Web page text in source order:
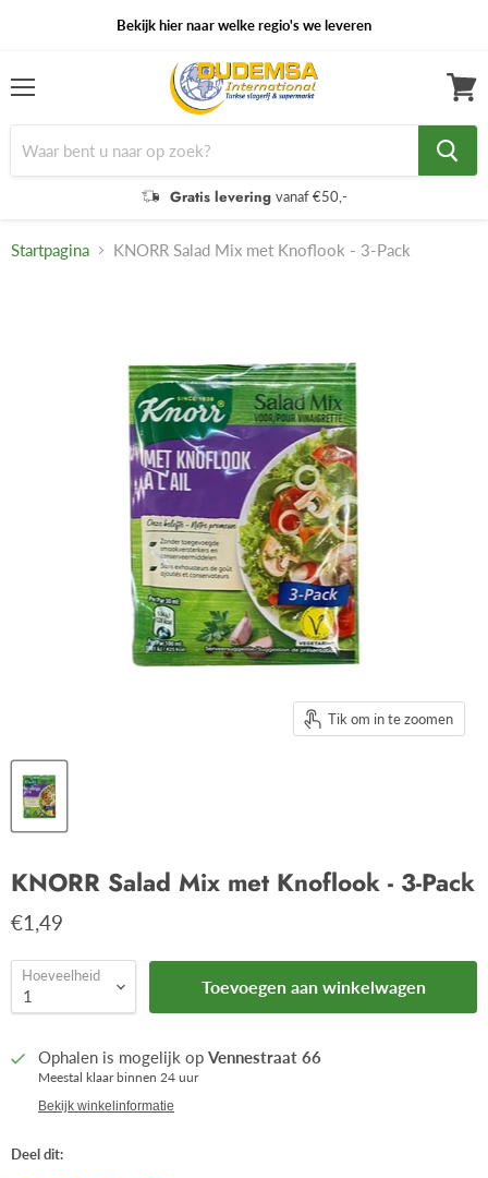
Bekijk hier naar welke regio's we leveren
Gratis levering vanaf €50,-
Startpagina KNORR Salad Mix met Knoflook - 3-Pack
Tik om in te zoomen
KNORR Salad Mix met Knoflook - 3-Pack
€1,49
Hoeveelheid
Toevoegen aan winkelwagen
Ophalen is mogelijk op Vennestraat 66
Meestal klaar binnen 24 uur
Bekijk winkelinformatie
Deel dit: